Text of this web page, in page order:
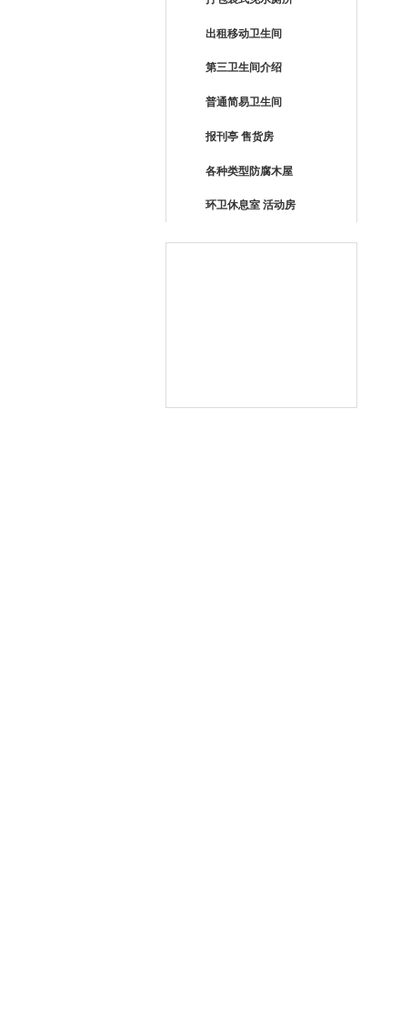
出租移动卫生间
第三卫生间介绍
普通简易卫生间
报刊亭 售货房
各种类型防腐木屋
环卫休息室 活动房